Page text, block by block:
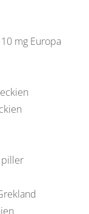
mg Europa
piller